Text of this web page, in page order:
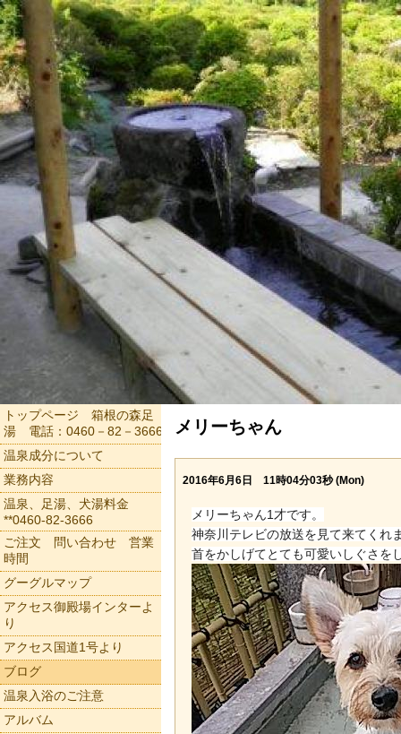
メリーちゃん
2016年6月6日 11時04分03秒 (Mon)
メリーちゃん1才です。
神奈川テレビの放送を見て来てくれ
首をかしげてとても可愛いしぐさを
トップページ 箱根の森足
湯 電話：0460－82－3666
温泉成分について
業務内容
温泉、足湯、犬湯料金
**0460-82-3666
ご注文 問い合わせ 営業
時間
グーグルマップ
アクセス御殿場インターよ
り
アクセス国道1号より
ブログ
温泉入浴のご注意
アルバム